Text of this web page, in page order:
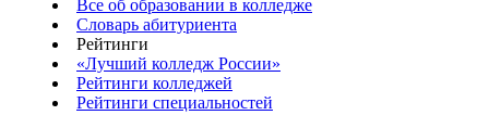
Все об образовании в колледже
Словарь абитуриента
Рейтинги
«Лучший колледж России»
Рейтинги колледжей
Рейтинги специальностей